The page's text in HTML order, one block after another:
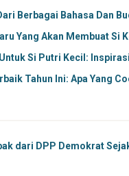
Berbagai Bahasa Dan
Yang Akan Membuat Si
Si Putri Kecil:
Tahun Ini: Apa Yang
dari DPP Demokrat